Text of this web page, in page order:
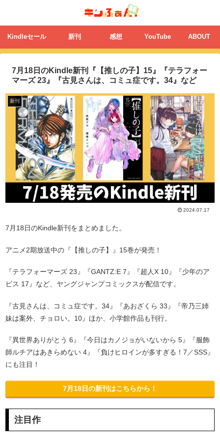
Kindleセール 新刊 感想 YouTube ABOUT
7月18日のKindle新刊『【推しの子】15』『テラフォー
マーズ 23』『古見さんは、コミュ症です。34』など
新刊
2024.07.17
7月18日のKindle新刊をまとめました。
アニメ2期放送中の『【推しの子】』15巻が発売！
『テラフォーマーズ 23』『GANTZ:E 7』『超人X 10』『少年のア
ビス 17』など、ヤングジャンプコミックスが配信です。
『古見さんは、コミュ症です。34』『あおざくら 33』『帝乃三姉
妹は案外、チョロい。10』ほか、小学館作品も刊行。
『異世界ありがとう 6』『今日はカノジョがいないから 5』『服飾
師ルチアはあきらめない 4』『負けヒロインが多すぎる！7／SSS』
にも注目！
7月18日の新刊はこちらから！
注目作